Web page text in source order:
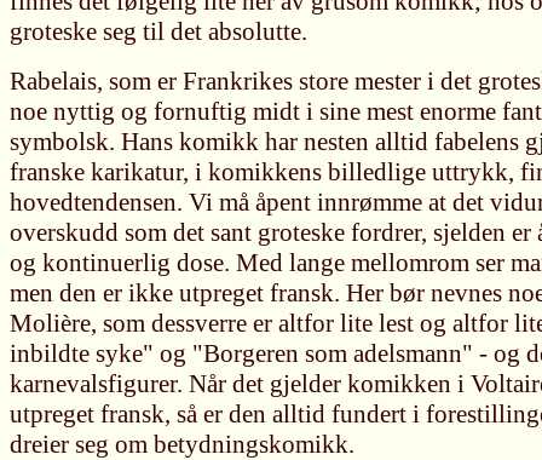
groteske seg til det absolutte.
Rabelais, som er Frankrikes store mester i det
noe nyttig og fornuftig midt i sine mest enorme
symbolsk. Hans komikk har nesten alltid fabelens
franske karikatur, i komikkens billedlige uttrykk,
hovedtendensen. Vi må åpent innrømme at det
overskudd som det sant groteske fordrer, sjelden
og kontinuerlig dose. Med lange mellomrom ser
men den er ikke utpreget fransk. Her bør nevnes
Molière, som dessverre er altfor lite lest og altfor
inbildte syke" og "Borgeren som adelsmann" - og
karnevalsfigurer. Når det gjelder komikken i
utpreget fransk, så er den alltid fundert i
dreier seg om betydningskomikk.